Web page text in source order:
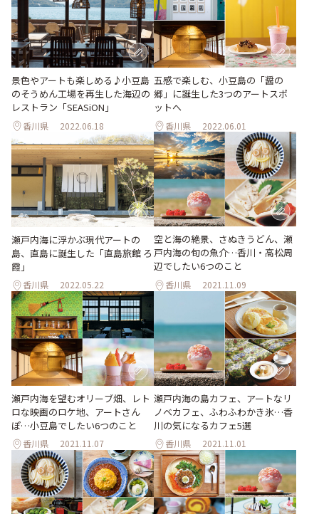
景色やアートも楽しめる♪小豆島
のそうめん工場を再生した海辺の
レストラン「SEASiON」
香川県 2022.06.18
五感で楽しむ、小豆島の「醤の
郷」に誕生した3つのアートスポ
ットへ
香川県 2022.06.01
瀬戸内海に浮かぶ現代アートの
島、直島に誕生した「直島旅館 ろ
霞」
香川県 2022.05.22
空と海の絶景、さぬきうどん、瀬
戸内海の旬の魚介…香川・高松周
辺でしたい6つのこと
香川県 2021.11.09
瀬戸内海を望むオリーブ畑、レト
ロな映画のロケ地、アートさん
ぽ…小豆島でしたい6つのこと
香川県 2021.11.07
瀬戸内海の島カフェ、アートなリ
ノベカフェ、ふわふわかき氷…香
川の気になるカフェ5選
香川県 2021.11.01